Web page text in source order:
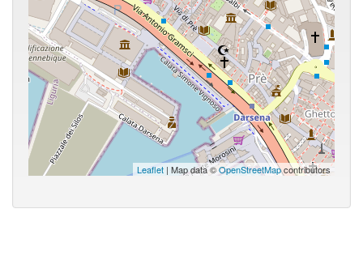
Leaflet | Map data ©OpenStreetMapcontributors